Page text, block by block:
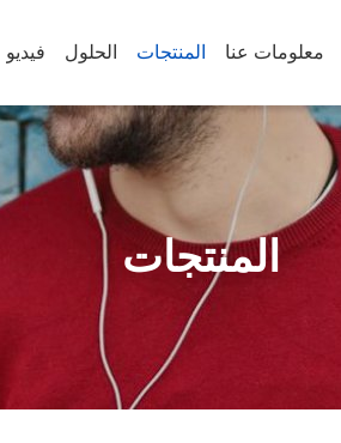
معلومات عنا المنتجات الحلول فيديو
المنتجات